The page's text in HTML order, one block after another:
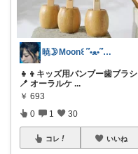
暁🌛Moon꒰ ՞•ﻌ•՞ ꒱🐾
👧👦キッズ用バンブー歯ブラシ
🪥 オーラルケ ...
￥ 693
0 1 30
コレ いいね